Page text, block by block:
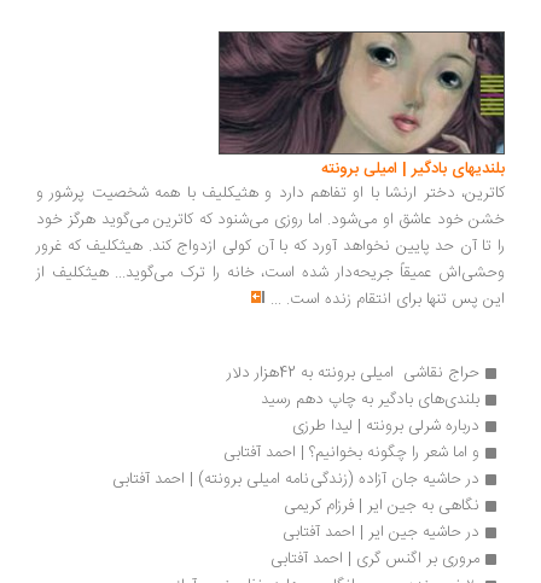
بلندیهای بادگیر | امیلی برونته
کاترین، دختر ارنشا با او تفاهم دارد و هثیکلیف با همه شخصیت پرشور و
خشن خود عاشق او می‌شود. اما روزی می‌شنود که کاترین می‌گوید هرگز خود
را تا آن حد پایین نخواهد آورد که با آن کولی ازدواج کند. هیثکلیف که غرور
وحشی‌اش عمیقاً جریحه‌دار شده است، خانه را ترک می‌گوید... هیثکلیف از
این پس تنها برای انتقام زنده است. ...
حراج نقاشی  امیلی برونته به 42هزار دلار
بلندی‌های بادگیر به چاپ دهم رسید
درباره شرلی برونته | لیدا طرزی
و اما شعر را چگونه بخوانیم؟ | احمد آفتابی
در حاشیه جان آزاده (زندگی نامه امیلی برونته) | احمد آفتابی
نگاهی به جین ایر | فرزام کریمی
در حاشیه جین ایر | احمد آفتابی
مروری بر اگنس گری | احمد آفتابی